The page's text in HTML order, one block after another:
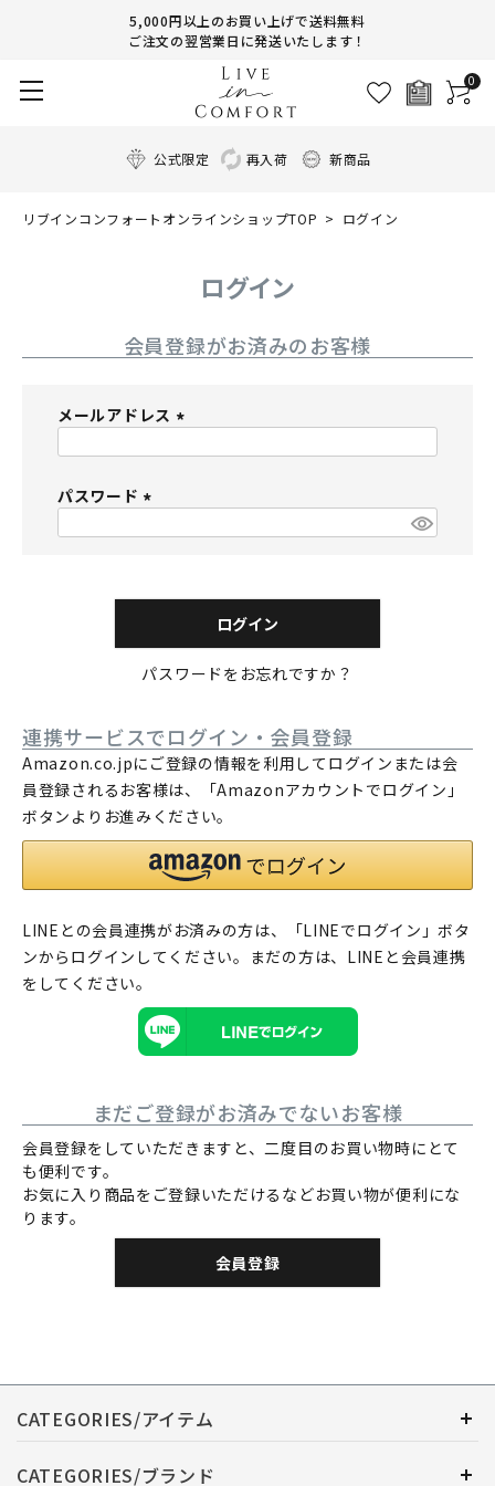
5,000円以上のお買い上げで送料無料
ご注文の翌営業日に発送いたします！
0
公式限定 再入荷 新商品
リブインコンフォートオンラインショップTOP ログイン
ログイン
会員登録がお済みのお客様
メールアドレス
パスワード
)
ログイン
パスワードをお忘れですか？
連携サービスでログイン・会員登録
Amazon.co.jpにご登録の情報を利用してログインまたは会
員登録されるお客様は、「Amazonアカウントでログイン」
ボタンよりお進みください。
LINEとの会員連携がお済みの方は、「LINEでログイン」ボタ
ンからログインしてください。まだの方は、 LINEと会員連携
をしてください。
まだご登録がお済みでないお客様
会員登録をしていただきますと、二度目のお買い物時にとて
も便利です。
お気に入り商品をご登録いただけるなどお買い物が便利にな
ります。
会員登録
CATEGORIES/アイテム
CATEGORIES/ブランド